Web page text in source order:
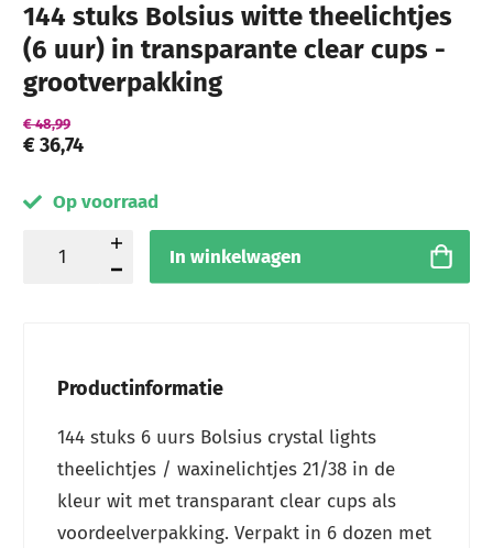
144 stuks Bolsius witte theelichtjes
(6 uur) in transparante clear cups -
grootverpakking
€ 36,74
€ 48,99
Op voorraad
In winkelwagen
Productinformatie
144 stuks 6 uurs Bolsius crystal lights
theelichtjes / waxinelichtjes 21/38 in de
kleur wit met transparant clear cups als
voordeelverpakking. Verpakt in 6 dozen met